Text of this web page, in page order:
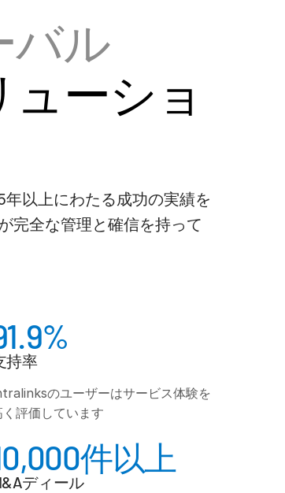
バル
ーショ
以上にわたる成功の実績を
完全な管理と確信を持って
持率
のユーザーはサービス体験を
く評価しています
件以上
ディール